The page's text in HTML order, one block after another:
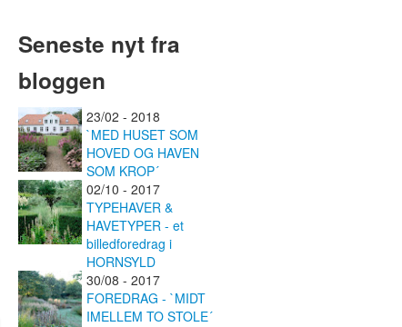
Seneste nyt fra
bloggen
23/02 - 2018
`MED HUSET SOM
HOVED OG HAVEN
SOM KROP´
02/10 - 2017
TYPEHAVER &
HAVETYPER - et
billedforedrag i
HORNSYLD
30/08 - 2017
FOREDRAG - `MIDT
IMELLEM TO STOLE´